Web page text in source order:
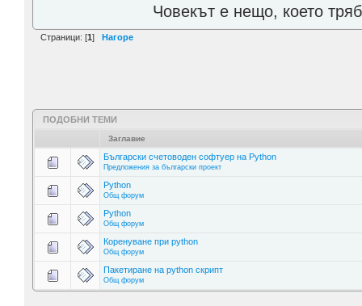
Човекът е нещо, което
Страници: [1] Нагоре
ПОДОБНИ ТЕМИ
Заглавие
Български счетоводен софтуер на Python
Предложения за български проект
Python
Общ форум
Python
Общ форум
Коренуване при python
Общ форум
Пакетиране на python скрипт
Общ форум